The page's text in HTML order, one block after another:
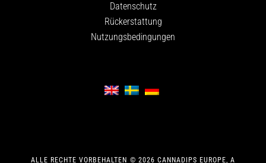
Datenschutz
Rückerstattung
Nutzungsbedingungen
ALLE RECHTE VORBEHALTEN © 2026 CANNADIPS EUROPE, A